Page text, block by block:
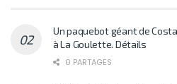
Un paquebot géant de
à La Goulette. Détails
0 PARTAGES